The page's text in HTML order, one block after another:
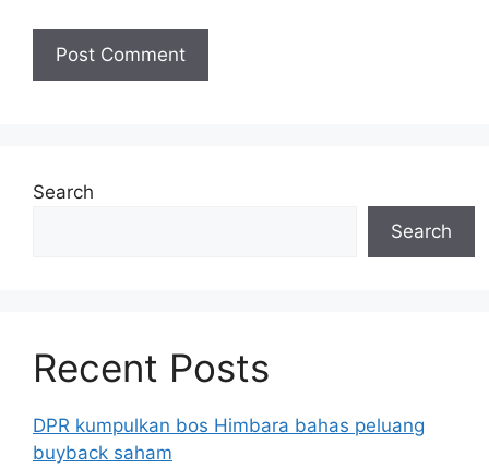
Search
Search
Recent Posts
DPR kumpulkan bos Himbara bahas peluang
buyback saham